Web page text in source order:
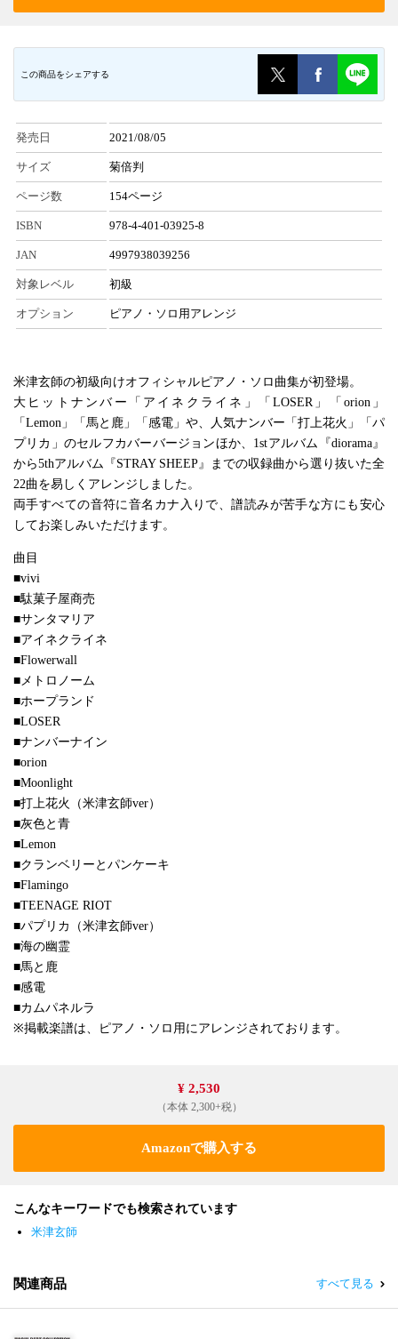
この商品をシェアする
発売日 2021/08/05
サイズ 菊倍判
ページ数 154ページ
ISBN 978-4-401-03925-8
JAN 4997938039256
対象レベル 初級
オプション ピアノ・ソロ用アレンジ
米津玄師の初級向けオフィシャルピアノ・ソロ曲集が初登場。
大ヒットナンバー「アイネクライネ」「LOSER」「orion」
「Lemon」「馬と鹿」「感電」や、人気ナンバー「打上花火」「パ
プリカ」のセルフカバーバージョンほか、1stアルバム『diorama』
から5thアルバム『STRAY SHEEP』までの収録曲から選り抜いた全
22曲を易しくアレンジしました。
両手すべての音符に音名カナ入りで、譜読みが苦手な方にも安心
してお楽しみいただけます。
曲目
■vivi
■駄菓子屋商売
■サンタマリア
■アイネクライネ
■Flowerwall
■メトロノーム
■ホープランド
■LOSER
■ナンバーナイン
■orion
■Moonlight
■打上花火（米津玄師ver）
■灰色と青
■Lemon
■クランベリーとパンケーキ
■Flamingo
■TEENAGE RIOT
■パプリカ（米津玄師ver）
■海の幽霊
■馬と鹿
■感電
■カムパネルラ
※掲載楽譜は、ピアノ・ソロ用にアレンジされております。
¥ 2,530
（本体 2,300+税）
Amazonで購入する
こんなキーワードでも検索されています
米津玄師
関連商品 すべて見る